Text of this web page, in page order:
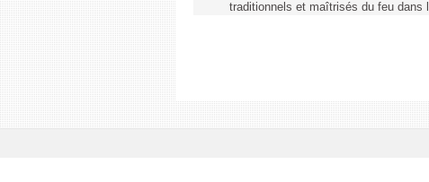
traditionnels et maîtrisés du feu dans